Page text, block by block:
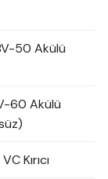
50 Akülü
60 Akülü
Kırıcı